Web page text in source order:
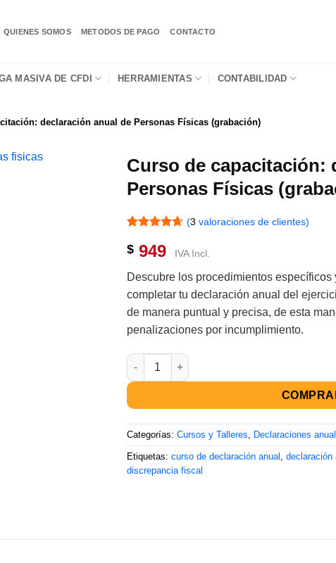
QUIENES SOMOS METODOS DE PAGO CONTACTO
MASIVA DE CFDI HERRAMIENTAS CONTABILIDAD
declaración anual de Personas Físicas (grabación)
Curso de capacitación:
Personas Físicas
con4.67
de 5 en
base a
valoraciones
de clientes
(3 valoraciones de clientes)
$949 IVA Incl.
Descubre los procedimientos
completar tu declaración anual del
de manera puntual y precisa, de esta
penalizaciones por incumplimiento.
Categorías: Cursos y Talleres Declaraciones
Etiquetas: curso de declaración anual declaración
discrepancia fiscal